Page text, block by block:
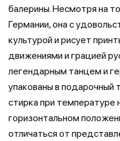
балерины. Несмотря на
Германии, она с
культурой и рисует
движениями и грацией
легендарным танцем и
упакованы в подарочный
стирка при температуре
горизонтальном
отличаться от